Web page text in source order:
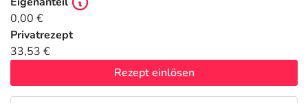
0,00 €
Privatrezept
33,53 €
Rezept einlösen